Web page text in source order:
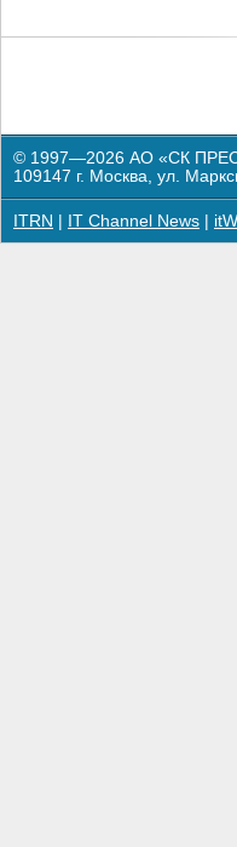
© 1997—2026 АО «СК
109147 г. Москва, ул.
ITRN IT Channel News